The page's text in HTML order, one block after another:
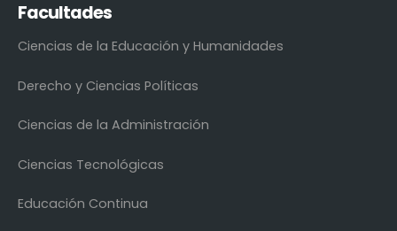
Facultades
Ciencias de la Educación y Humanidades
Derecho y Ciencias Políticas
Ciencias de la Administración
Ciencias Tecnológicas
Educación Continua